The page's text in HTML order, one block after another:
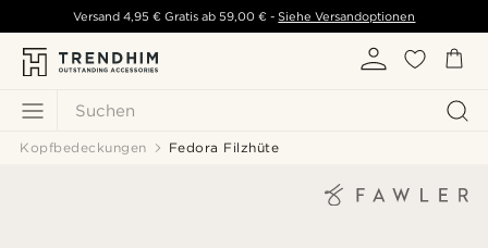
Suchen
Versand 4,95 € Gratis ab59,00 € - Siehe Versandoptionen
Kopfbedeckungen Fedora Filzhüte